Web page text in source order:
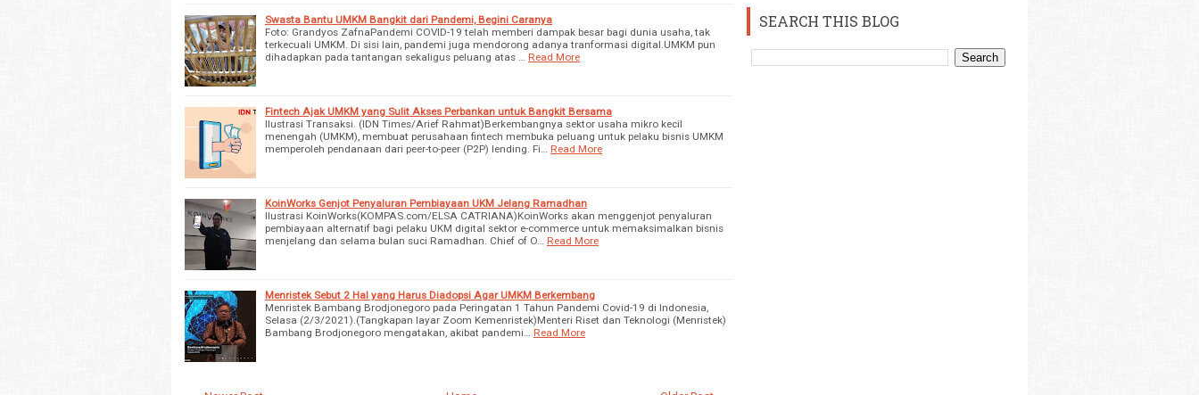
Swasta Bantu UMKM Bangkit dari Pandemi, Begini Caranya
Foto: Grandyos ZafnaPandemi COVID-19 telah memberi dampak besar bagi dunia usaha, tak
terkecuali UMKM. Di sisi lain, pandemi juga mendorong adanya tranformasi digital.UMKM pun
dihadapkan pada tantangan sekaligus peluang atas …
Read More
Fintech Ajak UMKM yang Sulit Akses Perbankan untuk Bangkit Bersama
Ilustrasi Transaksi. (IDN Times/Arief Rahmat)Berkembangnya sektor usaha mikro kecil
menengah (UMKM), membuat perusahaan fintech membuka peluang untuk pelaku bisnis UMKM
memperoleh pendanaan dari peer-to-peer (P2P) lending. Fi…
Read More
KoinWorks Genjot Penyaluran Pembiayaan UKM Jelang Ramadhan
Ilustrasi KoinWorks(KOMPAS.com/ELSA CATRIANA)KoinWorks akan menggenjot penyaluran
pembiayaan alternatif bagi pelaku UKM digital sektor e-commerce untuk memaksimalkan bisnis
menjelang dan selama bulan suci Ramadhan. Chief of O…
Read More
Menristek Sebut 2 Hal yang Harus Diadopsi Agar UMKM Berkembang
Menristek Bambang Brodjonegoro pada Peringatan 1 Tahun Pandemi Covid-19 di Indonesia,
Selasa (2/3/2021).(Tangkapan layar Zoom Kemenristek)Menteri Riset dan Teknologi (Menristek)
Bambang Brodjonegoro mengatakan, akibat pandemi…
Read More
SEARCH THIS BLOG